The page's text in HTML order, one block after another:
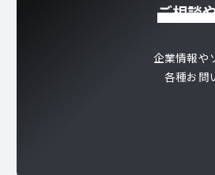
ご相談
企業情報や
各種お問